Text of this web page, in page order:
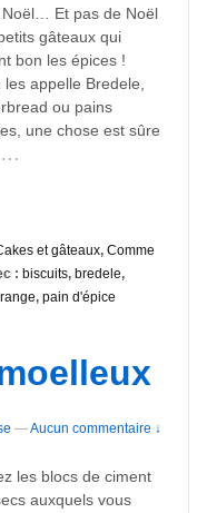
Et pas de Noël
gâteaux qui
bon les épices !
les appelle Bredele,
ou pains
une chose est sûre
…
et gâteaux, Comme
: biscuits, bredele,
, pain d'épice
—Aucun commentaire ↓
les blocs de ciment
auxquels vous